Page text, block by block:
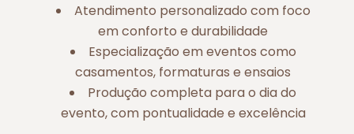
Atendimento personalizado com foco
em conforto e durabilidade
Especialização em eventos como
casamentos, formaturas e ensaios
Produção completa para o dia do
evento, com pontualidade e excelência